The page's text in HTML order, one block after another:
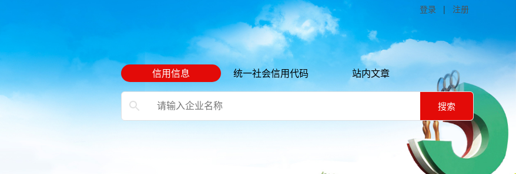
登录 | 注册
信用信息 统一社会信用代码 站内文章
搜索